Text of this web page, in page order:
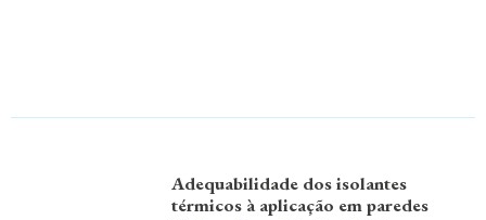
Adequabilidade dos isolantes
térmicos à aplicação em paredes